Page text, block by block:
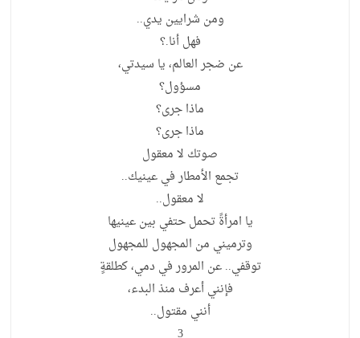
ومن شرايين يدي..
فهل أنا.؟
عن ضجر العالم، يا سيدتي،
مسؤول؟
ماذا جرى؟
ماذا جرى؟
صوتك لا معقول
تجمع الأمطار في عينيك..
لا معقول..
يا امرأةً تحمل حتفي بين عينيها
وترميني من المجهول للمجهول
توقفي.. عن المرور في دمي، كطلقةٍ
فإنني أعرف منذ البدء،
أنني مقتول..